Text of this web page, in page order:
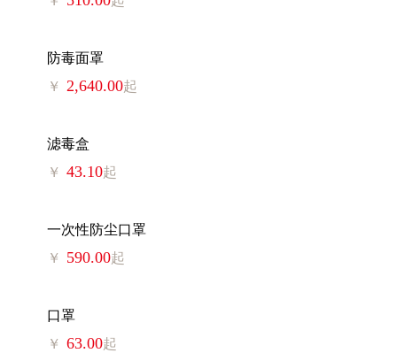
防毒面罩
￥ 2,640.00起
滤毒盒
￥ 43.10起
一次性防尘口罩
￥ 590.00起
口罩
￥ 63.00起